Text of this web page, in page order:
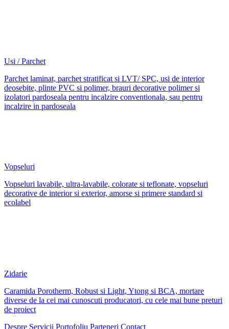
Usi / Parchet
Parchet laminat, parchet stratificat si LVT/ SPC, usi de interior
deosebite, plinte PVC si polimer, brauri decorative polimer si
izolatori pardoseala pentru incalzire conventionala, sau pentru
incalzire in pardoseala
Vopseluri
Vopseluri lavabile, ultra-lavabile, colorate si teflonate, vopseluri
decorative de interior si exterior, amorse si primere standard si
ecolabel
Zidarie
Caramida Porotherm, Robust si Light, Ytong si BCA, mortare
diverse de la cei mai cunoscuti producatori, cu cele mai bune preturi
de proiect
Despre Servicii Portofoliu Parteneri Contact